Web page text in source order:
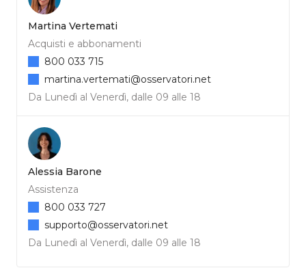
Martina Vertemati
Acquisti e abbonamenti
Da Lunedì al Venerdì, dalle 09 alle 18
800 033 715
martina.vertemati@osservatori.net
Alessia Barone
Assistenza
Da Lunedì al Venerdì, dalle 09 alle 18
800 033 727
supporto@osservatori.net